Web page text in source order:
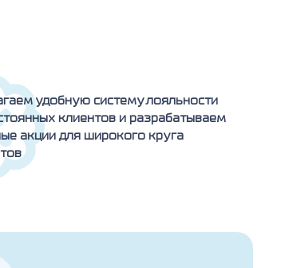
удобную систему лояльности
клиентов и разрабатываем
акции для широкого круга